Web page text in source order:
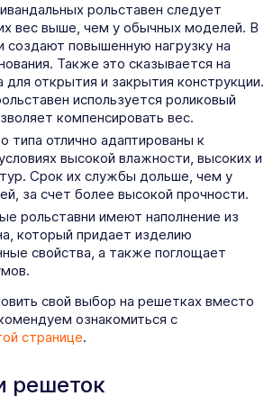
рольставен следует
вес выше, чем у обычных моделей. В
создают повышенную нагрузку на
Также это сказывается на
открытия и закрытия конструкции.
используется роликовый
компенсировать вес.
типа отлично адаптированы к
высокой влажности, высоких и
Срок их службы дольше, чем у
за счет более высокой прочности.
рольставни имеют наполнение из
который придает изделию
свойства, а также поглощает
свой выбор на решетках вместо
ознакомиться с
странице.
решеток